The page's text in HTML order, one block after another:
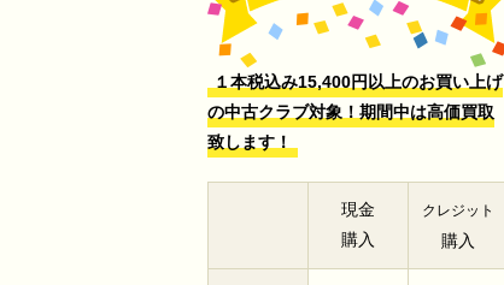
１本税込み15,400円以上のお買い上げ
の中古クラブ対象！期間中は高価買取
致します！
現金
購入
クレジット
購入